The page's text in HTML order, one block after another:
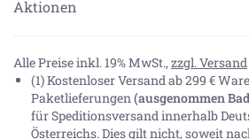
Aktionen
Alle Preise inkl. 19% MwSt., zzgl. Versand
(1) Kostenloser Versand ab 299 €
Paketlieferungen(ausgenommen
für Speditionsversand innerhalb
Österreichs. Dies gilt nicht, soweit